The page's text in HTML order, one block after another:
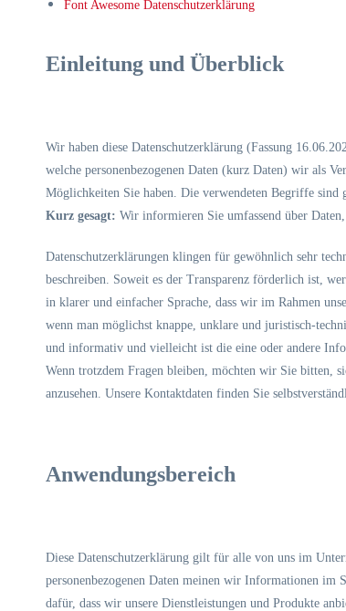
Font Awesome Datenschutzerklärung
Einleitung und Überblick
Wir haben diese Datenschutzerklärung (Fassung
welche personenbezogenen Daten (kurz Daten) wir als
Möglichkeiten Sie haben. Die verwendeten Begriffe sind
Kurz gesagt: Wir informieren Sie umfassend über
Datenschutzerklärungen klingen für gewöhnlich sehr
beschreiben. Soweit es der Transparenz förderlich ist,
in klarer und einfacher Sprache, dass wir im Rahmen
wenn man möglichst knappe, unklare und juristisch-
und informativ und vielleicht ist die eine oder andere
Wenn trotzdem Fragen bleiben, möchten wir Sie bitten,
anzusehen. Unsere Kontaktdaten finden Sie
Anwendungsbereich
Diese Datenschutzerklärung gilt für alle von uns im
personenbezogenen Daten meinen wir Informationen im
dafür, dass wir unsere Dienstleistungen und Produkte